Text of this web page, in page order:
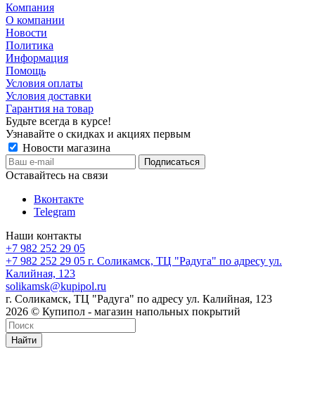
Компания
О компании
Новости
Политика
Информация
Помощь
Условия оплаты
Условия доставки
Гарантия на товар
Будьте всегда в курсе!
Узнавайте о скидках и акциях первым
Новости магазина
Оставайтесь на связи
Вконтакте
Telegram
Наши контакты
+7 982 252 29 05
+7 982 252 29 05 г. Соликамск, ТЦ "Радуга" по адресу ул.
Калийная, 123
solikamsk@kupipol.ru
г. Соликамск, ТЦ "Радуга" по адресу ул. Калийная, 123
2026 © Купипол - магазин напольных покрытий
Найти